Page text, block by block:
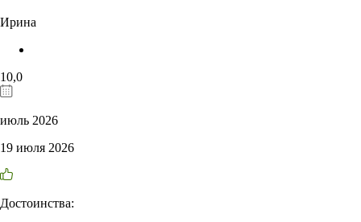
Ирина
10,0
июль 2026
19 июля 2026
Достоинства: